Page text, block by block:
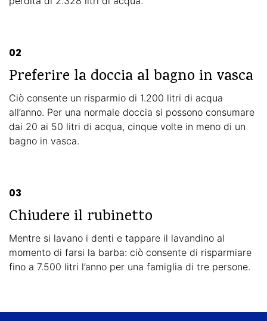
02
Preferire la doccia al bagno in vasca
Ciò consente un risparmio di 1.200 litri di acqua
all’anno. Per una normale doccia si possono consumare
dai 20 ai 50 litri di acqua, cinque volte in meno di un
bagno in vasca.
03
Chiudere il rubinetto
Mentre si lavano i denti e tappare il lavandino al
momento di farsi la barba: ciò consente di risparmiare
fino a 7.500 litri l’anno per una famiglia di tre persone.